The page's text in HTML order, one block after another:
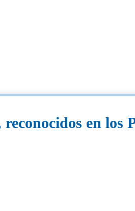
en los